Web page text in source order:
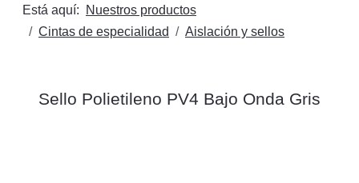
Está aquí:
Nuestros productos
Cintas de especialidad
Aislación y sellos
Sello Polietileno PV4 Bajo Onda Gris